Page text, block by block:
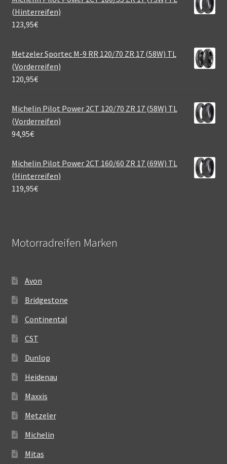
(Hinterreifen)
123,95€
Metzeler Sportec M-9 RR 120/70 ZR 17 (58W) TL
(Vorderreifen)
120,95€
Michelin Pilot Power 2CT 120/70 ZR 17 (58W) TL
(Vorderreifen)
94,95€
Michelin Pilot Power 2CT 160/60 ZR 17 (69W) TL
(Hinterreifen)
119,95€
Motorradreifen Marken
Avon
Bridgestone
Continental
CST
Dunlop
Heidenau
Maxxis
Metzeler
Michelin
Mitas